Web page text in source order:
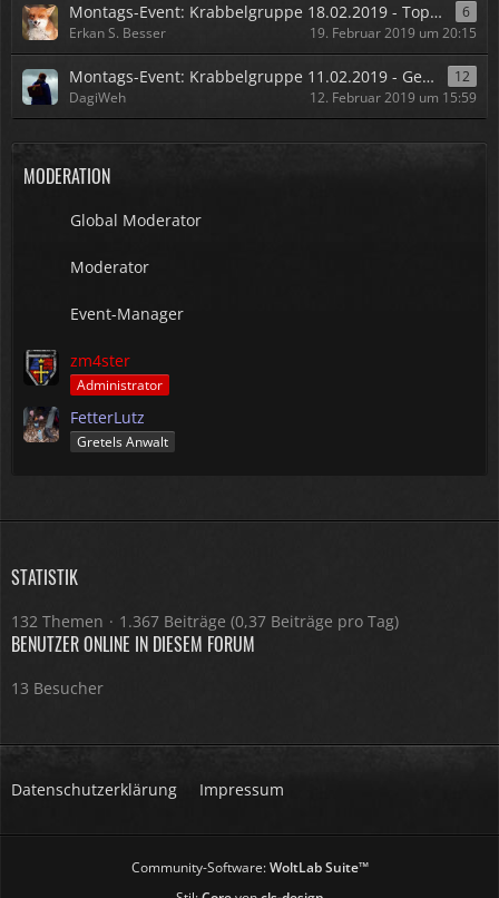
Montags-Event: Krabbelgruppe 18.02.2019 - Topfschlagen!
6
Erkan S. Besser
19. Februar 2019 um 20:15
Montags-Event: Krabbelgruppe 11.02.2019 - Gegenteiltag!
12
DagiWeh
12. Februar 2019 um 15:59
MODERATION
Global Moderator
Moderator
Event-Manager
zm4ster
Administrator
FetterLutz
Gretels Anwalt
STATISTIK
132 Themen 1.367 Beiträge (0,37 Beiträge pro Tag)
BENUTZER ONLINE IN DIESEM FORUM
13 Besucher
Datenschutzerklärung Impressum
Community-Software:WoltLab Suite™